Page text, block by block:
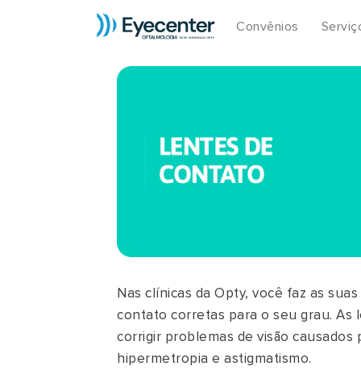
Convênios
Nas clínicas da Opty, você faz as
contato corretas para o seu grau. As
corrigir problemas de visão
hipermetropia e astigmatismo.